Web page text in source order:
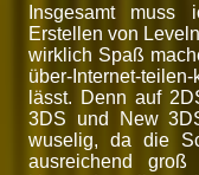
Insgesamt
Erstellen von
wirklich Spaß
über-Internet-
lässt. Denn auf
3DS und New
wuselig, da die
ausreichend